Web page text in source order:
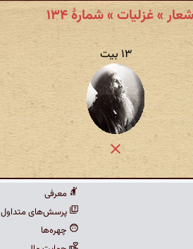
» غزلیات » شمارهٔ ۱۳۴
۱۳ بیت
معرفی
پرسش‌های متداول
چهره‌ها